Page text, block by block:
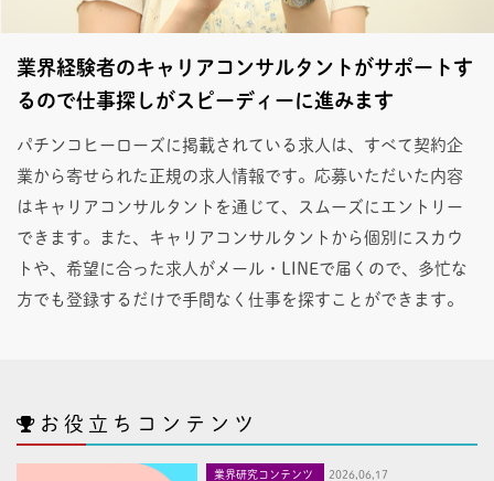
業界経験者のキャリアコンサルタントがサポートす
るので仕事探しがスピーディーに進みます
パチンコヒーローズに掲載されている求人は、すべて契約企
業から寄せられた正規の求人情報です。応募いただいた内容
はキャリアコンサルタントを通じて、スムーズにエントリー
できます。また、キャリアコンサルタントから個別にスカウ
トや、希望に合った求人がメール・LINEで届くので、多忙な
方でも登録するだけで手間なく仕事を探すことができます。
お役立ちコンテンツ
業界研究コンテンツ 2026,06,17